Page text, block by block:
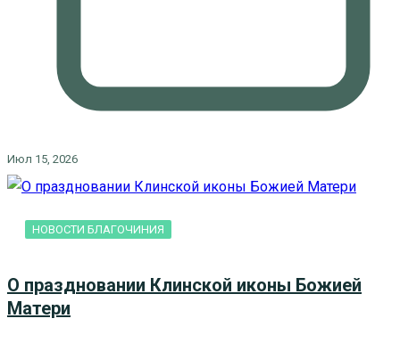
Июл 15, 2026
НОВОСТИ БЛАГОЧИНИЯ
О праздновании Клинской иконы Божией
Матери